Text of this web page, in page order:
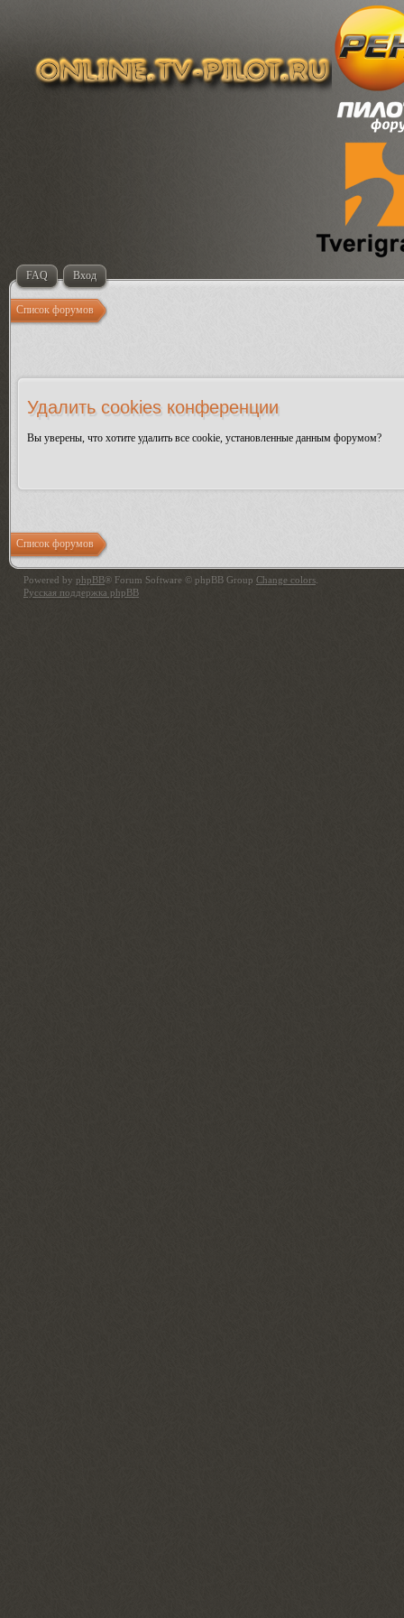
FAQ Вход
Список форумов
Удалить cookies конференции
Вы уверены, что хотите удалить все cookie, установленные данным форумом?
Список форумов
Powered by phpBB® Forum Software © phpBB Group Change colors
Русская поддержка phpBB